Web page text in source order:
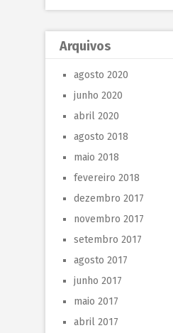
Arquivos
agosto 2020
junho 2020
abril 2020
agosto 2018
maio 2018
fevereiro 2018
dezembro 2017
novembro 2017
setembro 2017
agosto 2017
junho 2017
maio 2017
abril 2017